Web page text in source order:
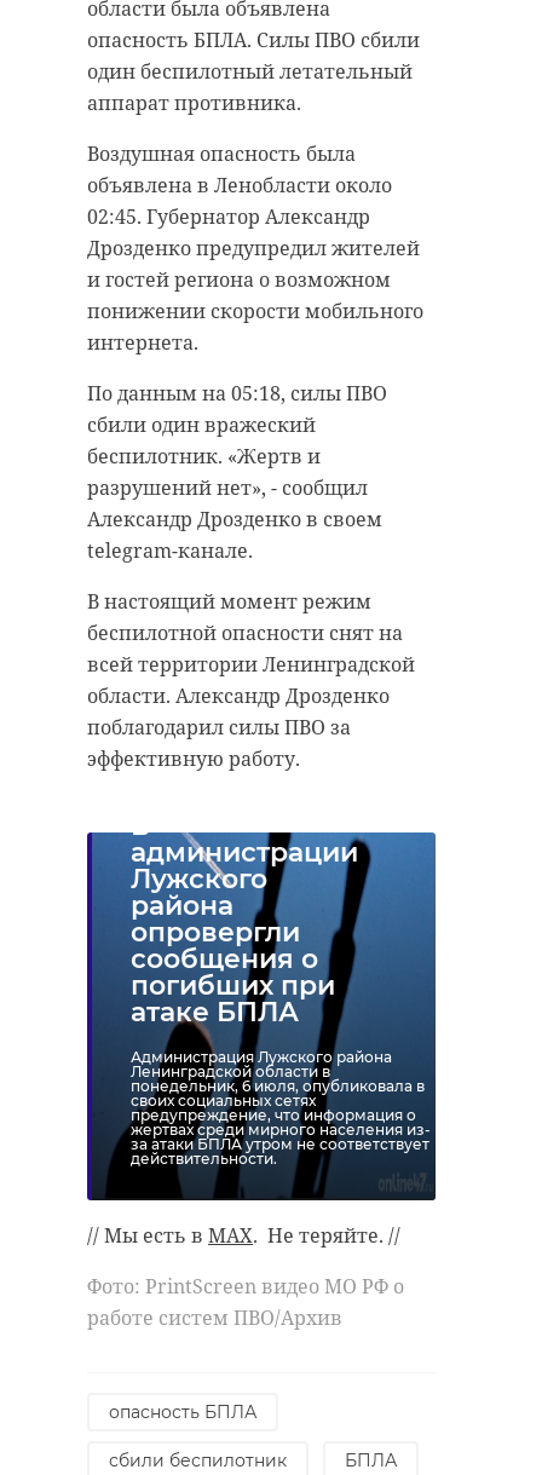
области была объявлена
опасность БПЛА. Силы ПВО сбили
один беспилотный летательный
аппарат противника.
Воздушная опасность была
объявлена в Ленобласти около
02:45. Губернатор Александр
Дрозденко предупредил жителей
и гостей региона о возможном
понижении скорости мобильного
интернета.
По данным на 05:18, силы ПВО
сбили один вражеский
беспилотник. «Жертв и
разрушений нет», - сообщил
Александр Дрозденко в своем
telegram-канале.
В настоящий момент режим
беспилотной опасности снят на
всей территории Ленинградской
области. Александр Дрозденко
поблагодарил силы ПВО за
эффективную работу.
В
администрации
Лужского
района
опровергли
сообщения о
погибших при
атаке БПЛА
Администрация Лужского района
Ленинградской области в
понедельник, 6 июля, опубликовала в
своих социальных сетях
предупреждение, что информация о
жертвах среди мирного населения из-
за атаки БПЛА утром не соответствует
действительности.
// Мы есть в MAX. Не теряйте. //
Фото: PrintScreen видео МО РФ о
работе систем ПВО/Архив
опасность БПЛА
сбили беспилотник БПЛА